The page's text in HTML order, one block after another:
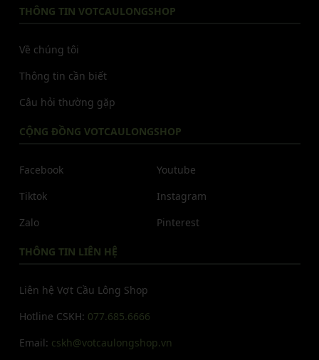
THÔNG TIN VOTCAULONGSHOP
Về chúng tôi
Thông tin cần biết
Câu hỏi thường gặp
CỘNG ĐỒNG VOTCAULONGSHOP
Facebook
Tiktok
Zalo
Youtube
Instagram
Pinterest
THÔNG TIN LIÊN HỆ
Liên hệ Vợt Cầu Lông Shop
Hotline CSKH: 077.685.6666
Email: cskh@votcaulongshop.vn